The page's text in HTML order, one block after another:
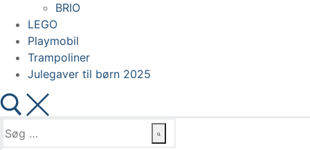
BRIO
LEGO
Playmobil
Trampoliner
Julegaver til børn 2025
Søg
efter: